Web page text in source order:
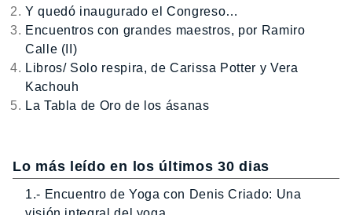
Y quedó inaugurado el Congreso…
Encuentros con grandes maestros, por Ramiro
Calle (II)
Libros/ Solo respira, de Carissa Potter y Vera
Kachouh
La Tabla de Oro de los ásanas
Lo más leído en los últimos 30 dias
1.- Encuentro de Yoga con Denis Criado: Una